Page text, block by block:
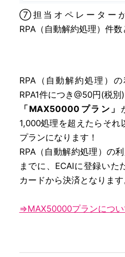
⑦担当オペレーター
RPA（自動解約処理）件数
RPA（自動解約処理）
RPA1件につき@50円(税別)
「MAX50000プラン」
1,000処理を超えたらそれ
プランになります！
RPA（自動解約処理）の
までに、ECAIに登録いた
カードから決済となります
⇒MAX50000プランについ